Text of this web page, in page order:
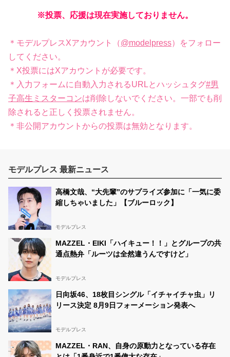
※投票、応援は現在実施しておりません。
＊モデルプレスXアカウント（@modelpress）をフォロー
してください。
＊X投票にはXアカウントが必要です。
＊入力フォームに自動入力されるURLとハッシュタグ#男
子高生ミスターコンは削除しないでください。一部でも削
除されると正しく投票されません。
＊非公開アカウントからの投票は無効となります。
モデルプレス 最新ニュース
高橋文哉、“大先輩”のサプライズ参加に「一気に委
縮しちゃいました」【ブルーロック】
モデルプレス
MAZZEL・EIKI「ハイキュー！！」とグループの共
通点熱弁「ルーツは全然違うんですけど」
モデルプレス
日向坂46、18枚目シングル「イチャイチャ虫」リ
リース決定 8月9日フォーメーション発表へ
モデルプレス
MAZZEL・RAN、自身の原動力となっている存在